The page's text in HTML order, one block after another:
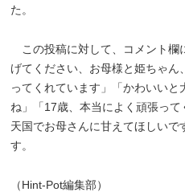
た。
この投稿に対して、コメント欄
げてください、お母様と姫ちゃ
ってくれています」「かわいい
ね」「17歳、本当によく頑張っ
天国でお母さんに甘えてほしいで
す。
（Hint-Pot編集部）